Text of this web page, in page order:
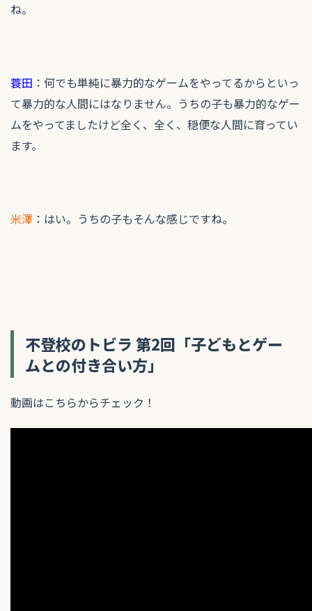
ね。
蓑田 ：何でも単純に暴力的なゲームをやってるからといっ
て暴力的な人間にはなりません。うちの子も暴力的なゲー
ムをやってましたけど全く、全く、穏便な人間に育ってい
ます。
米澤 ：はい。うちの子もそんな感じですね。
不登校のトビラ 第2回「子どもとゲー
ムとの付き合い方」
動画はこちらからチェック！